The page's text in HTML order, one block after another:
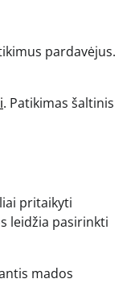
pardavėjus.
. Patikimas šaltinis
pritaikyti
leidžia pasirinkti
mados